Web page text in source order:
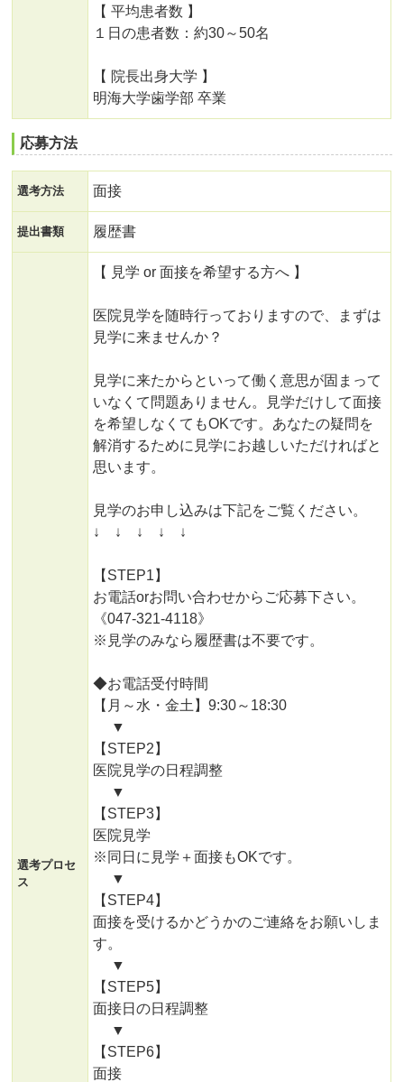
【 平均患者数 】
１日の患者数：約30～50名
【 院長出身大学 】
明海大学歯学部 卒業
応募方法
選考方法 面接
提出書類 履歴書
選考プロセ
ス
【 見学 or 面接を希望する方へ 】
医院見学を随時行っておりますので、まずは
見学に来ませんか？
見学に来たからといって働く意思が固まって
いなくて問題ありません。見学だけして面接
を希望しなくてもOKです。あなたの疑問を
解消するために見学にお越しいただければと
思います。
見学のお申し込みは下記をご覧ください。
↓ ↓ ↓ ↓ ↓
【STEP1】
お電話orお問い合わせからご応募下さい。
《047-321-4118》
※見学のみなら履歴書は不要です。
◆お電話受付時間
【月～水・金土】9:30～18:30
▼
【STEP2】
医院見学の日程調整
▼
【STEP3】
医院見学
※同日に見学＋面接もOKです。
▼
【STEP4】
面接を受けるかどうかのご連絡をお願いしま
す。
▼
【STEP5】
面接日の日程調整
▼
【STEP6】
面接